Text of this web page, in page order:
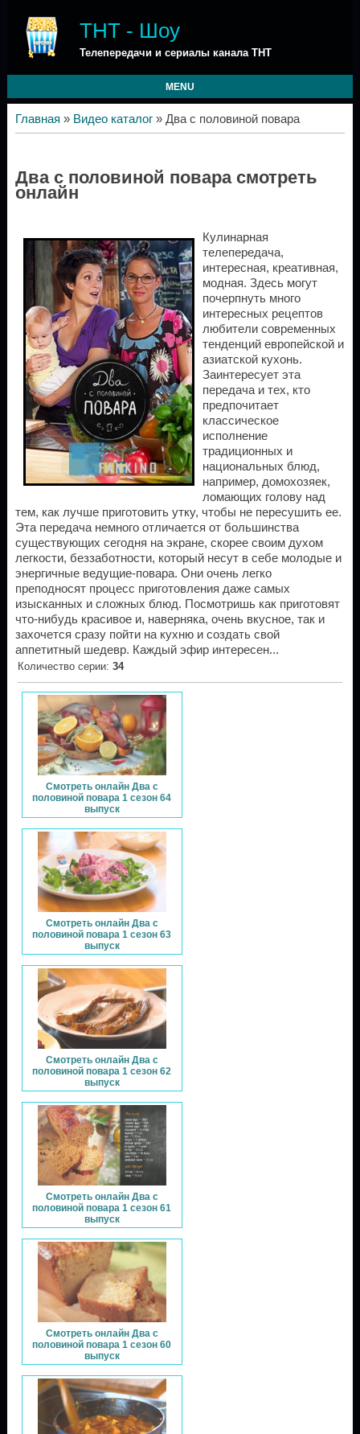
ТНТ - Шоу
Телепередачи и сериалы канала ТНТ
MENU
Главная » Видео каталог» Два с половиной повара
Два с половиной повара смотреть
онлайн
Кулинарная
телепередача,
интересная, креативная,
модная. Здесь могут
почерпнуть много
интересных рецептов
любители современных
тенденций европейской и
азиатской кухонь.
Заинтересует эта
передача и тех, кто
предпочитает
классическое
исполнение
традиционных и
национальных блюд,
например, домохозяек,
ломающих голову над
тем, как лучше приготовить утку, чтобы не пересушить ее.
Эта передача немного отличается от большинства
существующих сегодня на экране, скорее своим духом
легкости, беззаботности, который несут в себе молодые и
энергичные ведущие-повара. Они очень легко
преподносят процесс приготовления даже самых
изысканных и сложных блюд. Посмотришь как приготовят
что-нибудь красивое и, наверняка, очень вкусное, так и
захочется сразу пойти на кухню и создать свой
аппетитный шедевр. Каждый эфир интересен...
Количество серии: 34
Смотреть онлайн Два с
половиной повара 1 сезон 64
выпуск
Смотреть онлайн Два с
половиной повара 1 сезон 63
выпуск
Смотреть онлайн Два с
половиной повара 1 сезон 62
выпуск
Смотреть онлайн Два с
половиной повара 1 сезон 61
выпуск
Смотреть онлайн Два с
половиной повара 1 сезон 60
выпуск